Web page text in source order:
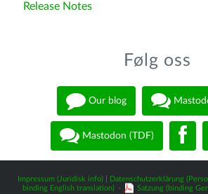
Release Notes
Følg oss
Our blog
Mastodon (TDF)
Impressum (Juridisk info)| Datenschutzerklärung
binding English translation) - Satzung (binding